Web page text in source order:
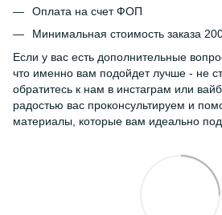
Оплата на счет ФОП
Минимальная стоимость заказа
Если у вас есть дополнительные
что именно вам подойдет лучше - не
обратитесь к нам в инстаграм или
радостью вас проконсультируем и
материалы, которые вам идеально